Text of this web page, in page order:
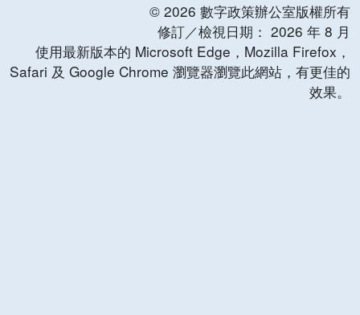
© 2026 數字政策辦公室版權所有
修訂／檢視日期： 2026 年 8 月
使用最新版本的 Microsoft Edge，Mozilla Firefox，
Safari 及 Google Chrome 瀏覽器瀏覽此網站，有更佳的
效果。